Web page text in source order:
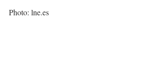
Photo: lne.es